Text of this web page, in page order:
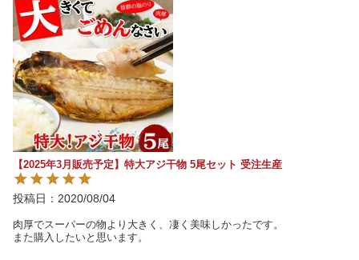
【2025年3月販売予定】特大アジ干物 5尾セット 受注生産
投稿日 2020/08/04
肉厚でスーパーの物より大きく、凄く美味しかったです。
また購入したいと思います。